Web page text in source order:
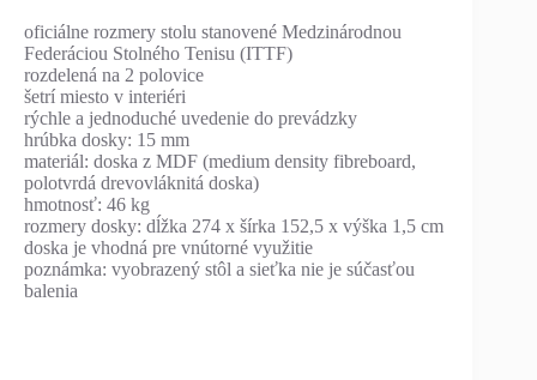
oficiálne rozmery stolu stanovené Medzinárodnou
Federáciou Stolného Tenisu (ITTF)
rozdelená na 2 polovice
šetrí miesto v interiéri
rýchle a jednoduché uvedenie do prevádzky
hrúbka dosky: 15 mm
materiál: doska z MDF (medium density fibreboard,
polotvrdá drevovláknitá doska)
hmotnosť: 46 kg
rozmery dosky: dĺžka 274 x šírka 152,5 x výška 1,5 cm
doska je vhodná pre vnútorné využitie
poznámka: vyobrazený stôl a sieťka nie je súčasťou
balenia